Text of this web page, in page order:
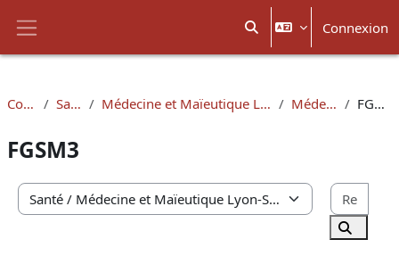
Activer/désactiver la
Connexion
Cours Santé Médecine et Maïeutique Lyon-Sud Médecine FGSM3
FGSM3
Catégories de cours